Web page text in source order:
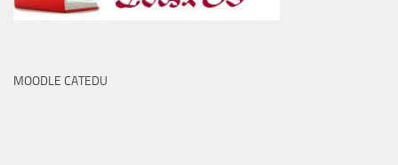
MOODLE CATEDU